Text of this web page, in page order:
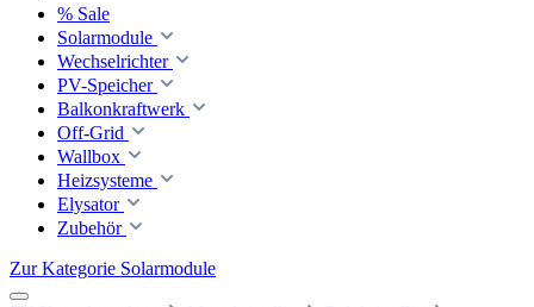
% Sale
Solarmodule
Wechselrichter
PV-Speicher
Balkonkraftwerk
Off-Grid
Wallbox
Heizsysteme
Elysator
Zubehör
Zur Kategorie Solarmodule